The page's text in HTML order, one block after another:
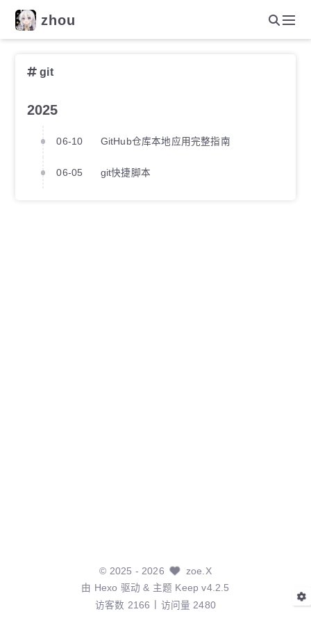
zhou
git
2025
06-10 GitHub仓库本地应用完整指南
06-05 git快捷脚本
© 2025 - 2026
zoe.X
由 Hexo 驱动 & 主题 Keep v4.2.5
访客数 2166 访问量 2480